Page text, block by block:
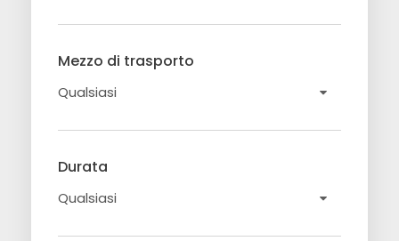
Mezzo di trasporto
Durata